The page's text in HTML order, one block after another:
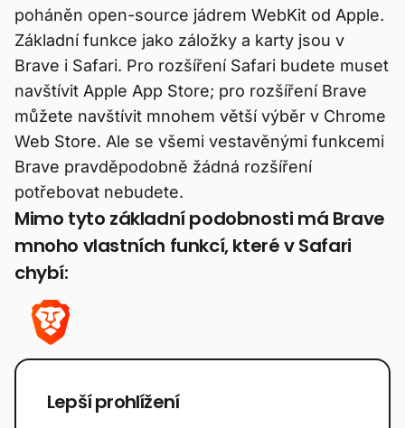
poháněn open-source jádrem WebKit od Apple.
Základní funkce jako záložky a karty jsou v
Brave i Safari. Pro rozšíření Safari budete muset
navštívit Apple App Store; pro rozšíření Brave
můžete navštívit mnohem větší výběr v Chrome
Web Store. Ale se všemi vestavěnými funkcemi
Brave pravděpodobně žádná rozšíření
potřebovat nebudete.
Mimo tyto základní podobnosti má Brave
mnoho vlastních funkcí, které v Safari
chybí:
Lepší prohlížení